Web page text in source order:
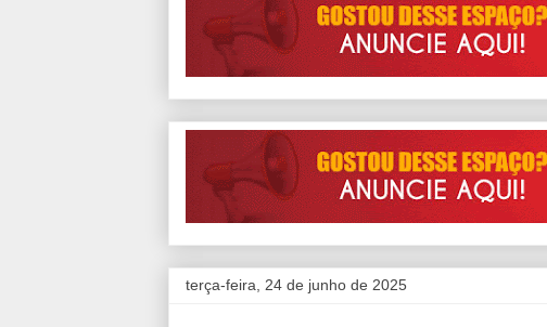
terça-feira, 24 de junho de 2025